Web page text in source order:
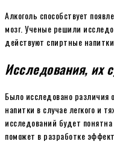
Алкоголь способствует
мозг. Ученые решили
действуют спиртные напитки.
Исследования, их
Было исследовано различия
напитки в случае легкого и
исследований будет
поможет в разработке